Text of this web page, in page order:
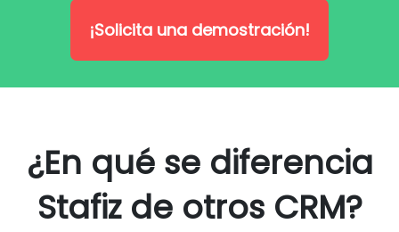
¡Solicita una demostración!
¿En qué se diferencia
Stafiz de otros CRM?